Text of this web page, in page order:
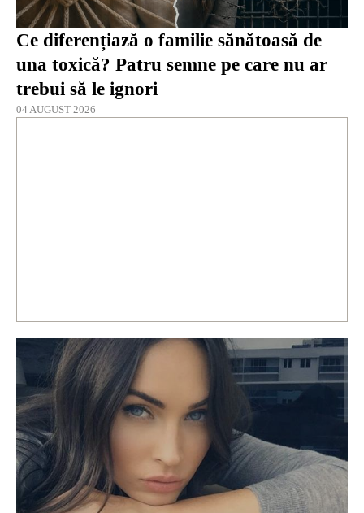
Ce diferențiază o familie sănătoasă de
una toxică? Patru semne pe care nu ar
trebui să le ignori
04 AUGUST 2026